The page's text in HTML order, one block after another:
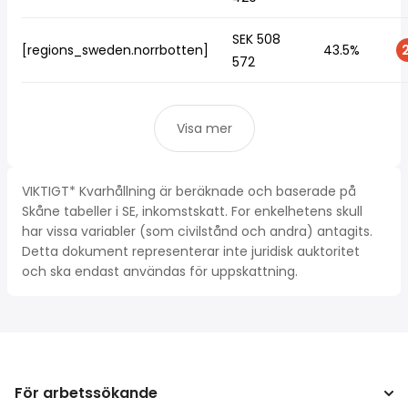
[regions_sweden.norrbotten]
SEK 508
572
43.5%
Visa mer
VIKTIGT* Kvarhållning är beräknade och baserade på
Skåne tabeller i SE, inkomstskatt. For enkelhetens skull
har vissa variabler (som civilstånd och andra) antagits.
Detta dokument representerar inte juridisk auktoritet
och ska endast användas för uppskattning.
För arbetssökande